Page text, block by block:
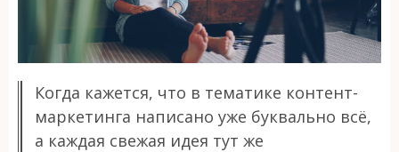
Когда кажется, что в тематике контент-
маркетинга написано уже буквально всё,
а каждая свежая идея тут же